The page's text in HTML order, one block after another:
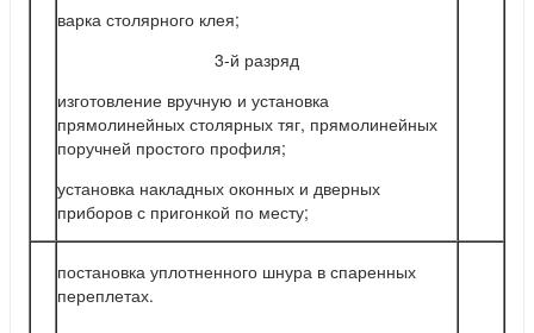
варка столярного клея;
3-й разряд
изготовление вручную и установка
прямолинейных столярных тяг, прямолинейных
поручней простого профиля;
установка накладных оконных и дверных
приборов с пригонкой по месту;
постановка уплотненного шнура в спаренных
переплетах.